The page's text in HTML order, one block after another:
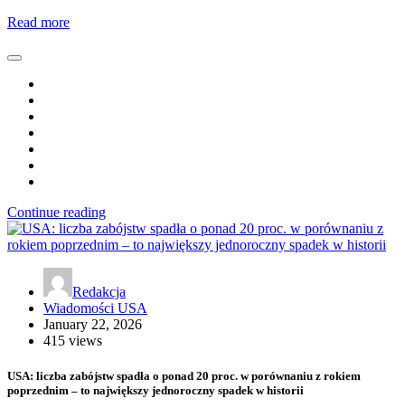
Read more
Continue reading
Redakcja
Wiadomości USA
January 22, 2026
415 views
USA: liczba zabójstw spadła o ponad 20 proc. w porównaniu z rokiem
poprzednim – to największy jednoroczny spadek w historii